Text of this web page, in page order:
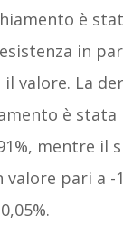
è
in
valore. La
è stata
mentre il
pari a -